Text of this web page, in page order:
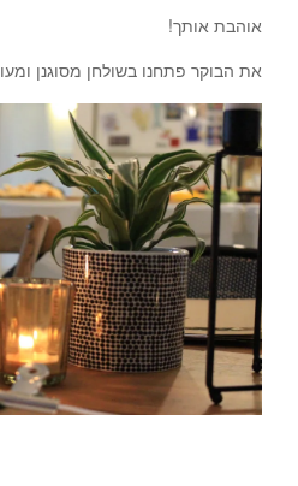
אוהבת אותך!
את הבוקר פתחנו בשולחן מסוגנן